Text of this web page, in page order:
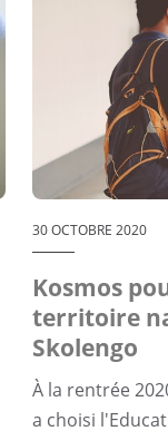
30 OCTOBRE 2020
Kosmos
territoire
Skolengo
À la rentrée
a choisi